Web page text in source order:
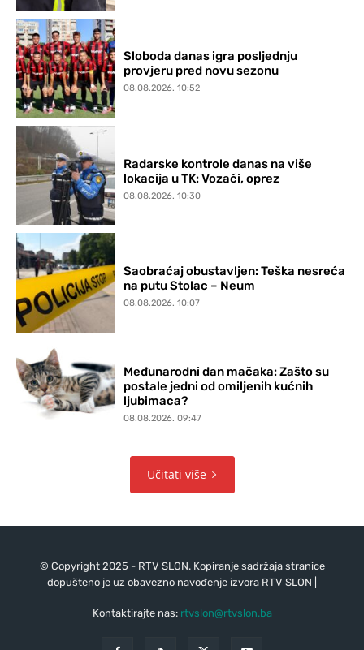
Sloboda danas igra posljednju
provjeru pred novu sezonu
08.08.2026. 10:52
Radarske kontrole danas na više
lokacija u TK: Vozači, oprez
08.08.2026. 10:30
Saobraćaj obustavljen: Teška nesreća
na putu Stolac – Neum
08.08.2026. 10:07
Međunarodni dan mačaka: Zašto su
postale jedni od omiljenih kućnih
ljubimaca?
08.08.2026. 09:47
Učitati više
© Copyright 2025 - RTV SLON. Kopiranje sadržaja stranice
dopušteno je uz obavezno navođenje izvora RTV SLON |
Kontaktirajte nas: rtvslon@rtvslon.ba